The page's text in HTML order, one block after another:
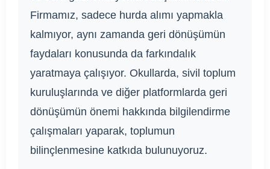
Firmamız, sadece hurda alımı yapmakla
kalmıyor, aynı zamanda geri dönüşümün
faydaları konusunda da farkındalık
yaratmaya çalışıyor. Okullarda, sivil toplum
kuruluşlarında ve diğer platformlarda geri
dönüşümün önemi hakkında bilgilendirme
çalışmaları yaparak, toplumun
bilinçlenmesine katkıda bulunuyoruz.